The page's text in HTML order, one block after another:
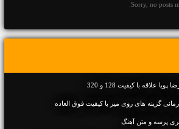
Sorry, no posts
علاقه با کیفیت 128 و 320
گزینه های روی میز با کیفیت فوق العاده
پرسه و متن آهنگ